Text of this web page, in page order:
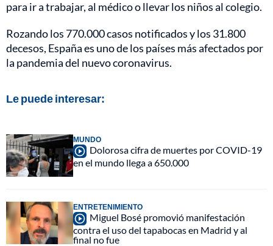
para ir a trabajar, al médico o llevar los niños al colegio.
Rozando los 770.000 casos notificados y los 31.800
decesos, España es uno de los países más afectados por
la pandemia del nuevo coronavirus.
Le puede interesar:
MUNDO
Dolorosa cifra de muertes por COVID-19
en el mundo llega a 650.000
ENTRETENIMIENTO
Miguel Bosé promovió manifestación
contra el uso del tapabocas en Madrid y al
final no fue